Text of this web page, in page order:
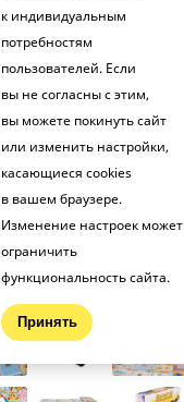
к индивидуальным
потребностям
пользователей. Если
вы не согласны с этим,
вы можете покинуть сайт
или изменить настройки,
касающиеся cookies
в вашем браузере.
Изменение настроек может
ограничить
функциональность сайта.
Принять